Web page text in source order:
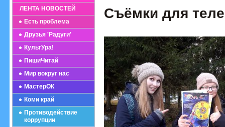
ЛЕНТА НОВОСТЕЙ
Есть проблема
Друзья 'Радуги'
КультУра!
ПишиЧитай
Мир вокруг нас
МастерОК
Коми край
Противодействие
коррупции
Съёмки для